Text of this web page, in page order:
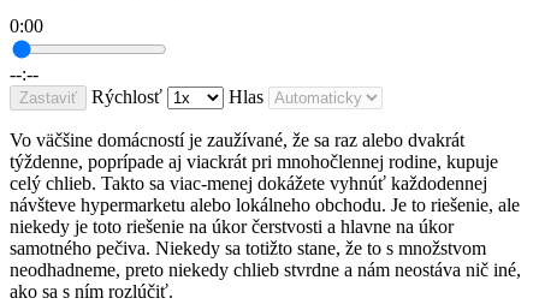
0:00
--:--
Zastaviť Rýchlosť Hlas
Vo väčšine domácností je zaužívané, že sa raz alebo dvakrát
týždenne, poprípade aj viackrát pri mnohočlennej rodine, kupuje
celý chlieb. Takto sa viac-menej dokážete vyhnúť každodennej
návšteve hypermarketu alebo lokálneho obchodu. Je to riešenie, ale
niekedy je toto riešenie na úkor čerstvosti a hlavne na úkor
samotného pečiva. Niekedy sa totižto stane, že to s množstvom
neodhadneme, preto niekedy chlieb stvrdne a nám neostáva nič iné,
ako sa s ním rozlúčiť.